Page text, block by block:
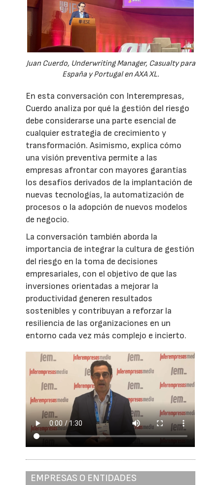
Juan Cuerdo, Underwriting Manager, Casualty para
España y Portugal en AXA XL.
En esta conversación con Interempresas,
Cuerdo analiza por qué la gestión del riesgo
debe considerarse una parte esencial de
cualquier estrategia de crecimiento y
transformación. Asimismo, explica cómo
una visión preventiva permite a las
empresas afrontar con mayores garantías
los desafíos derivados de la implantación de
nuevas tecnologías, la automatización de
procesos o la adopción de nuevos modelos
de negocio.
La conversación también aborda la
importancia de integrar la cultura de gestión
del riesgo en la toma de decisiones
empresariales, con el objetivo de que las
inversiones orientadas a mejorar la
productividad generen resultados
sostenibles y contribuyan a reforzar la
resiliencia de las organizaciones en un
entorno cada vez más complejo e incierto.
EMPRESAS O ENTIDADES